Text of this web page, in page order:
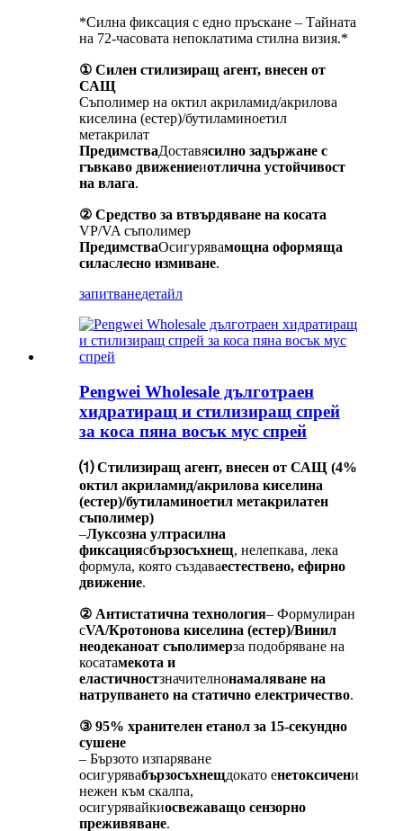
*Силна фиксация с едно пръскане – Тайната
на 72-часовата непоклатима стилна визия.*
① Силен стилизиращ агент, внесен от
САЩ
Съполимер на октил акриламид/акрилова
киселина (естер)/бутиламиноетил
метакрилат
ПредимстваДоставясилно задържане с
гъвкаво движениеиотлична устойчивост
на влага.
② Средство за втвърдяване на косата
VP/VA съполимер
ПредимстваОсигурявамощна оформяща
силаслесно измиване.
запитванедетайл
Pengwei Wholesale дълготраен
хидратиращ и стилизиращ спрей
за коса пяна восък мус спрей
⑴ Стилизиращ агент, внесен от САЩ (4%
октил акриламид/акрилова киселина
(естер)/бутиламиноетил метакрилатен
съполимер)
–Луксозна ултрасилна
фиксациясбързосъхнещ, нелепкава, лека
формула, която създаваестествено, ефирно
движение.
② Антистатична технология– Формулиран
сVA/Кротонова киселина (естер)/Винил
неодеканоат съполимерза подобряване на
косатамекота и
еластичностзначителнонамаляване на
натрупването на статично електричество.
③ 95% хранителен етанол за 15-секундно
сушене
– Бързото изпаряване
осигурявабързосъхнещдокато енетоксичени
нежен към скалпа,
осигурявайкиосвежаващо сензорно
преживяване.